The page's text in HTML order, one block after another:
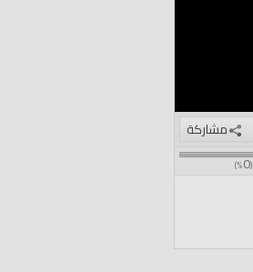
مشاركة
(
0
%)